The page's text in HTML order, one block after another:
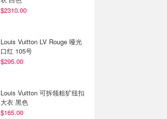
$2310.00
Louis Vuitton LV Rouge 哑光
口红 105号
$295.00
Louis Vuitton 可拆领粗犷纽扣
大衣 黑色
$165.00